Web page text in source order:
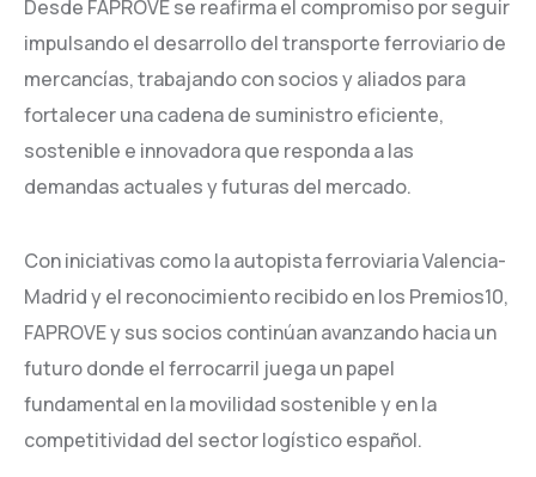
Desde FAPROVE se reafirma el compromiso por seguir
impulsando el desarrollo del transporte ferroviario de
mercancías, trabajando con socios y aliados para
fortalecer una cadena de suministro eficiente,
sostenible e innovadora que responda a las
demandas actuales y futuras del mercado.
Con iniciativas como la autopista ferroviaria Valencia-
Madrid y el reconocimiento recibido en los Premios10,
FAPROVE y sus socios continúan avanzando hacia un
futuro donde el ferrocarril juega un papel
fundamental en la movilidad sostenible y en la
competitividad del sector logístico español.